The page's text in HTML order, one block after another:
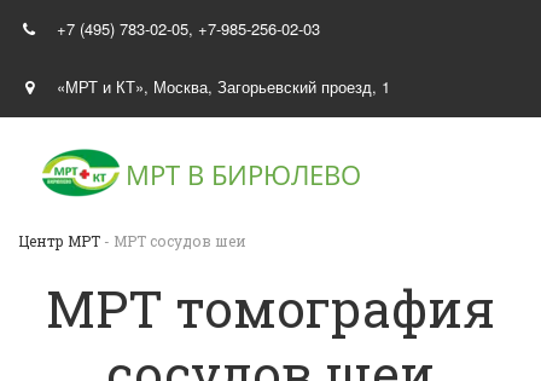
+7 (495) 783-02-05, +7-985-256-02-03
«МРТ и КТ», Москва, Загорьевский проезд, 1
МРТ В БИРЮЛЕВО
Центр МРТ - МРТ сосудов шеи
МРТ томография